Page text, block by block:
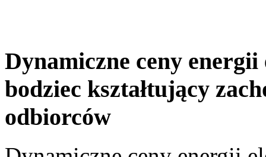
Dynamiczne ceny
bodziec kształtujący
odbiorców